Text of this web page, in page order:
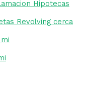
Hipotecas
Revolving cerca